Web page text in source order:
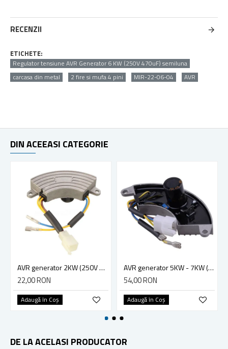
RECENZII
ETICHETE:
Regulator tensiune AVR Generator 6 KW (250V 470uF) semiluna
carcasa din metal
2 fire si mufa 4 pini MIR-22-06-04 AVR
DIN ACEEASI CATEGORIE
AVR generator 2KW (250V 220F) - carcasa aluminiu, 2 Fire + mufa 4 pini
22,00 RON
Adaugă în Coş
AVR generator 5KW - 7KW (450V 680uF) carcasa aluminiu, 2 Fire + mufa 4 pini
54,00 RON
Adaugă în Coş
DE LA ACELASI PRODUCATOR